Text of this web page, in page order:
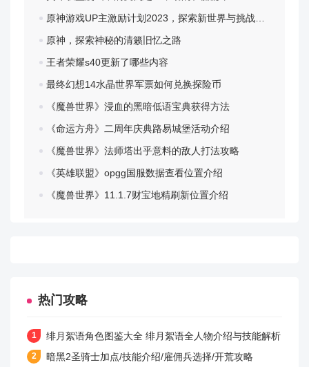
原神游戏UP主激励计划2023，探索新世界与挑战自我
原神，探索神秘的清籁旧忆之路
王者荣耀s40更新了哪些内容
最终幻想14水晶世界军票如何兑换探险币
《魔兽世界》浸血的黑暗低语宝典获得方法
《命运方舟》二周年庆典路易城堡活动介绍
《魔兽世界》法师塔出乎意料的敌人打法攻略
《英雄联盟》opgg国服数据查看位置介绍
《魔兽世界》11.1.7财宝地精刷新位置介绍
热门攻略
绯月絮语角色图鉴大全 绯月絮语全人物介绍与技能解析
暗黑2圣骑士加点/技能介绍/雇佣兵选择/开荒攻略